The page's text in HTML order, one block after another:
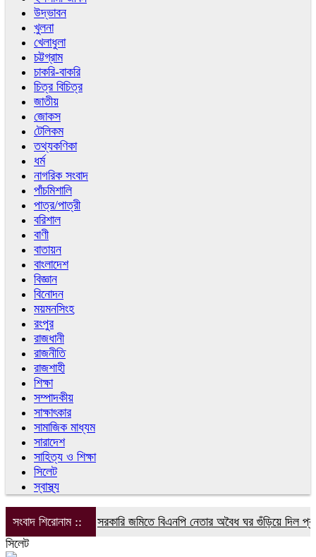
উদ্ভাবন
খুলনা
খেলাধুলা
চট্টগ্রাম
চাকরি-বাকরি
চিত্র বিচিত্র
জাতীয়
জোকস
টেলিকম
তথ্যকণিকা
ধর্ম
নাগরিক সংবাদ
পাঁচমিশালি
পাত্র/পাত্রী
বরিশাল
বাণী
বাতায়ন
বাংলাদেশ
বিজ্ঞান
বিনোদন
ময়মনসিংহ
রংপুর
রাজধানী
রাজনীতি
রাজশাহী
শিক্ষা
সম্পাদকীয়
সাক্ষাৎকার
সামাজিক মাধ্যম
সারাদেশ
সাহিত্য ও শিক্ষা
সিলেট
স্বাস্থ্য
সংবাদ শিরোনাম ::
সরকারি জমিতে বিএনপি নেতার অবৈধ ঘর গুঁড়িয়ে দিল
সিলেট